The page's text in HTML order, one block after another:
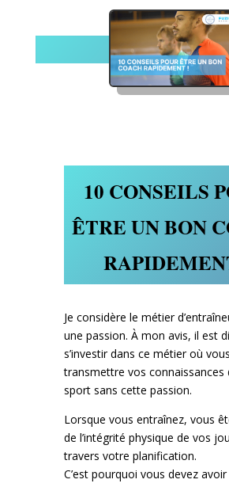
10 CONSEILS
ÊTRE UN BON
Je considère le métier
une passion. À mon avis, il est
s’investir dans ce métier où
transmettre vos connaissances
sport sans cette passion.
Lorsque vous entraînez, vous
de l’intégrité physique de vos
travers votre planification.
C’est pourquoi vous devez